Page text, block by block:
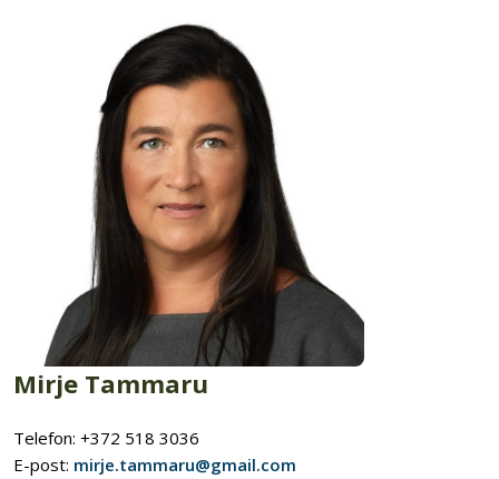
Mirje Tammaru
Telefon: +372 518 3036
E-post: mirje.tammaru@gmail.com